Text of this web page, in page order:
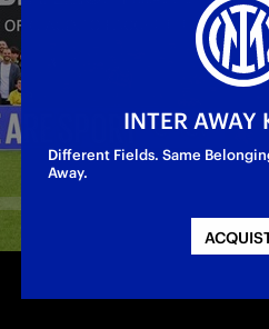
INTER AWAY
Different Fields. Same
Away.